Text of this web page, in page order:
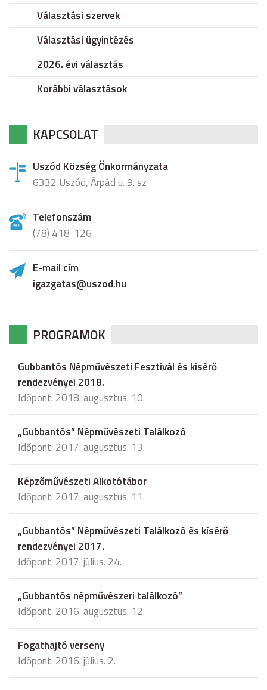
Választási szervek
Választási ügyintézés
2026. évi választás
Korábbi választások
KAPCSOLAT
Uszód Község Önkormányzata
6332 Uszód, Árpád u. 9. sz
Telefonszám
(78) 418-126
E-mail cím
igazgatas@uszod.hu
PROGRAMOK
Gubbantós Népművészeti Fesztivál és kisérő
rendezvényei 2018.
Időpont: 2018. augusztus. 10.
„Gubbantós” Népművészeti Találkozó
Időpont: 2017. augusztus. 13.
Képzőművészeti Alkotótábor
Időpont: 2017. augusztus. 11.
„Gubbantós” Népművészeti Találkozó és kísérő
rendezvényei 2017.
Időpont: 2017. július. 24.
„Gubbantós népművészeri találkozó”
Időpont: 2016. augusztus. 12.
Fogathajtó verseny
Időpont: 2016. július. 2.